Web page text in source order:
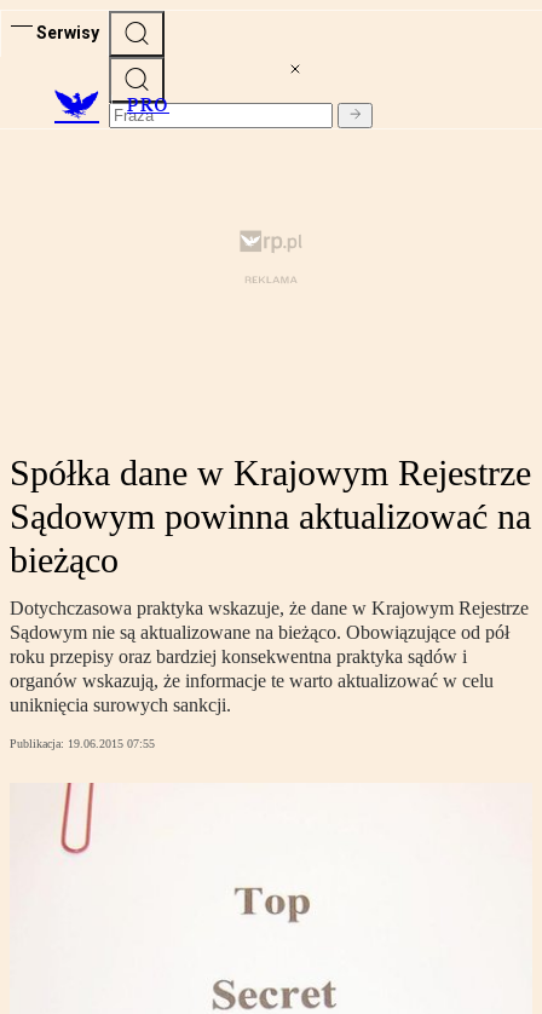
Serwisy
PRO
Spółka dane w Krajowym Rejestrze
Sądowym powinna aktualizować na
bieżąco
Dotychczasowa praktyka wskazuje, że dane w Krajowym Rejestrze
Sądowym nie są aktualizowane na bieżąco. Obowiązujące od pół
roku przepisy oraz bardziej konsekwentna praktyka sądów i
organów wskazują, że informacje te warto aktualizować w celu
uniknięcia surowych sankcji.
Publikacja: 19.06.2015 07:55